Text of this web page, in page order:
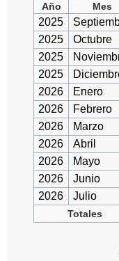
Año Mes
2025
2025
Octubre
2025
2025
2026
Enero
2026
Febrero
2026
Marzo
2026
Abril
2026
Mayo
2026
Junio
2026
Julio
Totales